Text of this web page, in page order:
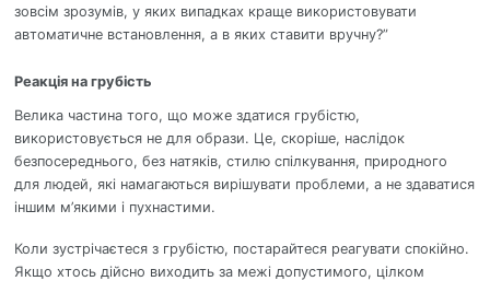
зовсім зрозумів, у яких випадках краще використовувати
автоматичне встановлення, а в яких ставити вручну?”
Реакція на грубість
Велика частина того, що може здатися грубістю,
використовується не для образи. Це, скоріше, наслідок
безпосереднього, без натяків, стилю спілкування, природного
для людей, які намагаються вирішувати проблеми, а не здаватися
іншим м’якими і пухнастими.
Коли зустрічаєтеся з грубістю, постарайтеся реагувати спокійно.
Якщо хтось дійсно виходить за межі допустимого, цілком